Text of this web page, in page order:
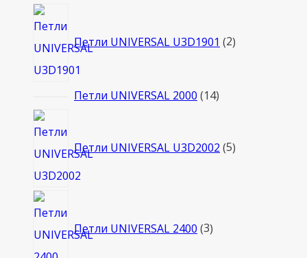
Петли UNIVERSAL U3D1901 2товара
Петли UNIVERSAL 2000 1414
Петли UNIVERSAL U3D2002 5товаров
Петли UNIVERSAL 2400 3товара